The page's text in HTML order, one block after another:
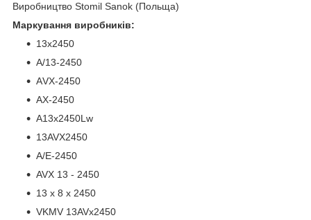
Виробництво Stomil Sanok (Польща)
Маркування виробників:
13х2450
A/13-2450
АVX-2450
AX-2450
A13x2450Lw
13AVX2450
A/E-2450
AVX 13 - 2450
13 x 8 x 2450
VKMV 13AVx2450